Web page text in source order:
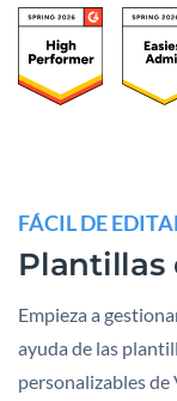
FÁCIL DE
Plantillas
Empieza a
ayuda de las
personalizables de